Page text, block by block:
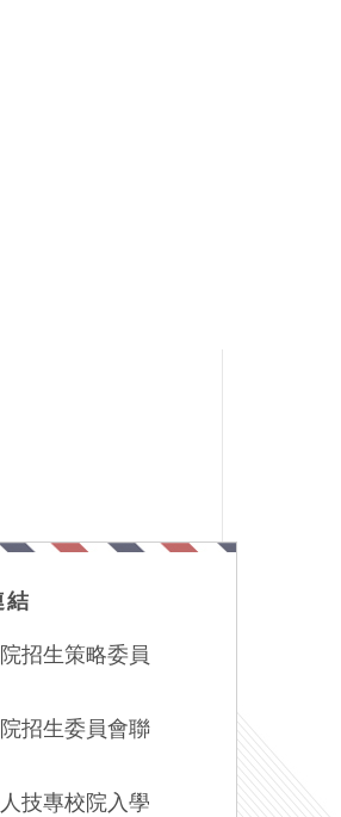
結
招生策略委員
招生委員會聯
技專校院入學